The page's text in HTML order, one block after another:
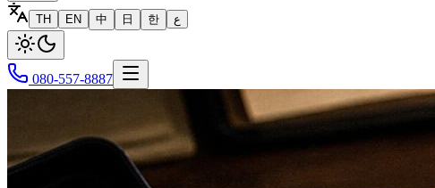
TH
EN 中 日 한 ع
080-557-8887